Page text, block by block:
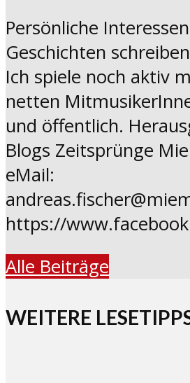
Persönliche
Geschichten
Ich spiele noch aktiv
netten
und öffentlich.
Blogs Zeitsprünge
eMail:
https://
Alle Beiträge
WEITERE